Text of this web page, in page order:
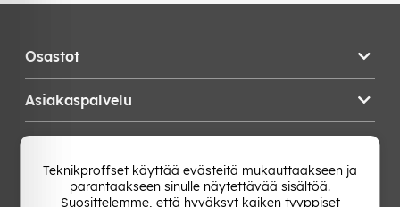
Osastot
Asiakaspalvelu
Vaihda Maa
Teknikproffset käyttää evästeitä mukauttaakseen ja
parantaakseen sinulle näytettävää sisältöä.
Suosittelemme, että hyväksyt kaiken tyyppiset